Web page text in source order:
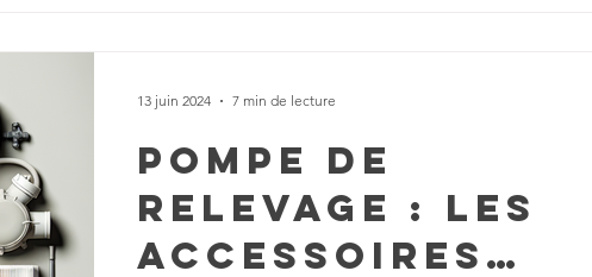
Pompe de
relevage : les
accessoires
13 juin 2024 7 min de lecture